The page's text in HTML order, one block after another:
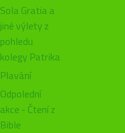
Sola Gratia a
jiné výlety z
pohledu
kolegy Patrika
Plavání
Odpolední
akce - Čtení z
Bible